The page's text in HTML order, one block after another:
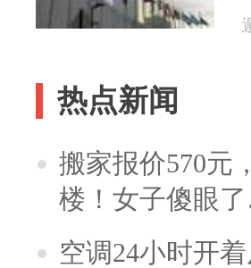
热点新闻
搬家报价570元
楼！女子傻眼
空调24小时开